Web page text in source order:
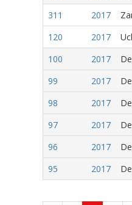
311
2017
120
2017
100
2017
99
2017
98
2017
97
2017
96
2017
95
2017